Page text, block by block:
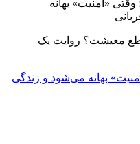
قطع معیشت؟ روایت یک
بهانه می‌شود و زندگی